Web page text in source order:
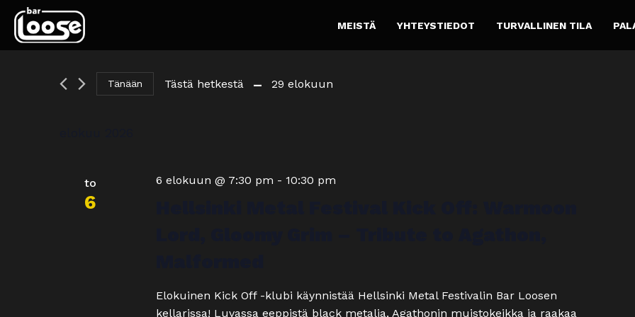
MEISTÄ YHTEYSTIEDOT TURVALLINEN TILA
Tänään Tästä hetkestä -
29 elokuun
to
6
6 elokuun @ 7:30 pm - 10:30 pm
Elokuinen Kick Off -klubi käynnistää Hellsinki Metal Festivalin Bar Loosen
kellarissa! Luvassa eeppistä black metalia, Agathonin muistokeikka ja raakaa